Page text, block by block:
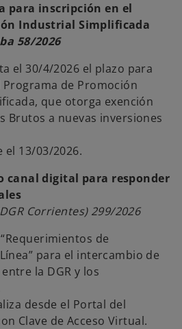
para inscripción en el
Industrial Simplificada
58/2026
el 30/4/2026 el plazo para
de Promoción
que otorga exención
Brutos a nuevas inversiones
el 13/03/2026.
canal digital para responder
Corrientes) 299/2026
de
para el intercambio de
la DGR y los
desde el Portal del
Clave de Acceso Virtual.